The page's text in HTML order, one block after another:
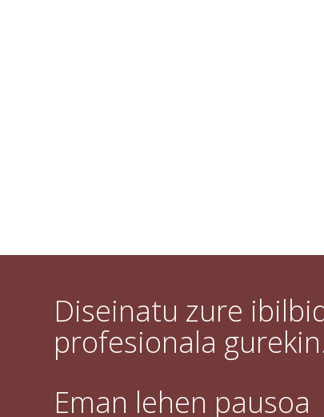
Diseinatu zure
profesionala
Eman lehen pausoa